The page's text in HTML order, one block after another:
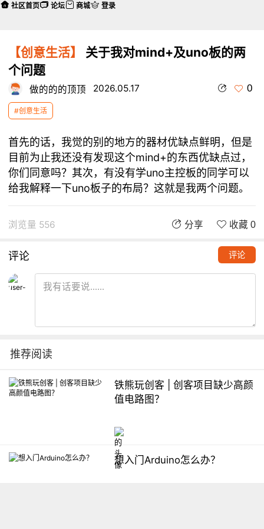
【创意生活】
关于我对mind+及uno板的两
个问题
做的的的顶顶 2026.05.17 0
#创意生活
首先的话，我觉的别的地方的器材优缺点鲜明，但是
目前为止我还没有发现这个mind+的东西优缺点过，
你们同意吗？其次，有没有学uno主控板的同学可以
给我解释一下uno板子的布局？这就是我两个问题。
浏览量 556 分享 收藏 0
评论 评论
推荐阅读
铁熊玩创客 | 创客项目缺少高颜
值电路图？
想入门Arduino怎么办？
社区首页 论坛 商城 登录